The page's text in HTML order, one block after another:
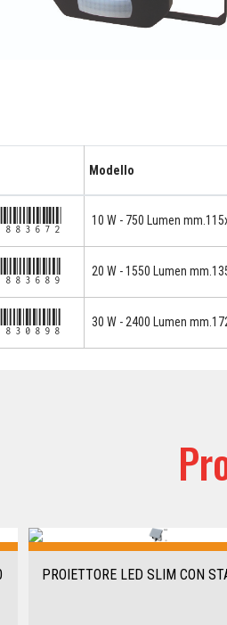
Modello
10 W - 750 Lumen
20 W - 1550 Lumen
30 W - 2400 Lumen
PROIETTORE LED SLIM CON